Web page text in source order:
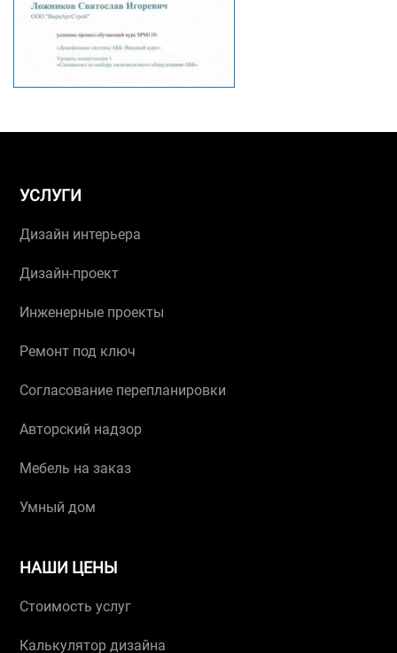
УСЛУГИ
Дизайн интерьера
Дизайн-проект
Инженерные проекты
Ремонт под ключ
Согласование перепланировки
Авторский надзор
Мебель на заказ
Умный дом
НАШИ ЦЕНЫ
Стоимость услуг
Калькулятор дизайна